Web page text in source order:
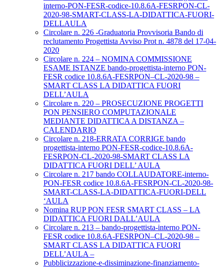
interno-PON-FESR-codice-10.8.6A-FESRPON-CL-
2020-98-SMART-CLASS-LA-DIDATTICA-FUORI-
DELLAULA
Circolare n. 226 -Graduatoria Provvisoria Bando di
reclutamento Progettista Avviso Prot n. 4878 del 17-04-
2020
Circolare n. 224 – NOMINA COMMISSIONE
ESAME ISTANZE bando-progettista-interno PON-
FESR codice 10.8.6A-FESRPON–CL-2020-98 –
SMART CLASS LA DIDATTICA FUORI
DELL’AULA
Circolare n. 220 – PROSECUZIONE PROGETTI
PON PENSIERO COMPUTAZIONALE
MEDIANTE DIDATTICA A DISTANZA –
CALENDARIO
Circolare n. 218-ERRATA CORRIGE bando
progettista-interno PON-FESR-codice-10.8.6A-
FESRPON-CL-2020-98-SMART CLASS LA
DIDATTICA FUORI DELL’ AULA
Circolare n. 217 bando COLLAUDATORE-interno-
PON-FESR codice 10.8.6A-FESRPON-CL-2020-98-
SMART-CLASS-LA-DIDATTICA-FUORI-DELL
‘AULA
Nomina RUP PON FESR SMART CLASS – LA
DIDATTICA FUORI DALL’AULA
Circolare n. 213 – bando-progettista-interno PON-
FESR codice 10.8.6A-FESRPON–CL-2020-98 –
SMART CLASS LA DIDATTICA FUORI
DELL’AULA –
Pubblicizzazione-e-dissiminazione-finanziamento-